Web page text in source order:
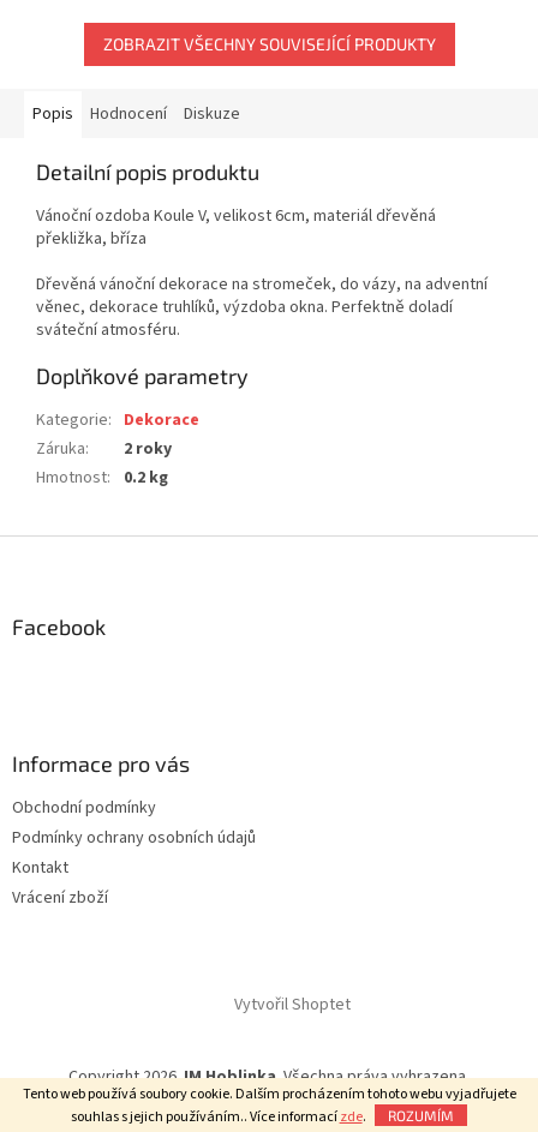
Tento web používá soubory cookie. Dalším procházením tohoto webu vyjadřujete
souhlas s jejich používáním.. Více informacízde. ROZUMÍM
ZOBRAZIT VŠECHNY SOUVISEJÍCÍ PRODUKTY
Popis Hodnocení Diskuze
Detailní popis produktu
Vánoční ozdoba Koule V, velikost 6cm, materiál dřevěná
překližka, bříza
Dřevěná vánoční dekorace na stromeček, do vázy, na adventní
věnec, dekorace truhlíků, výzdoba okna. Perfektně doladí
sváteční atmosféru.
Doplňkové parametry
Kategorie: Dekorace
Záruka:
2 roky
Hmotnost: 0.2 kg
Facebook
Informace pro vás
Obchodní podmínky
Podmínky ochrany osobních údajů
Kontakt
Vrácení zboží
Vytvořil Shoptet
Copyright 2026JM Hoblinka. Všechna práva vyhrazena.